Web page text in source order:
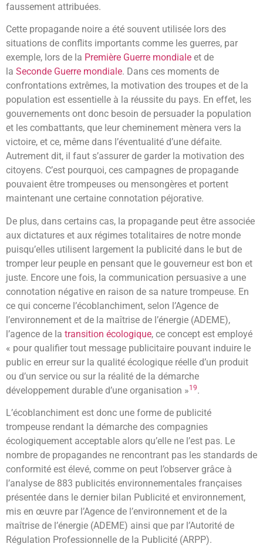
faussement attribuées.
Cette propagande noire a été souvent utilisée lors des
situations de conflits importants comme les guerres, par
exemple, lors de la Première Guerre mondiale et de
la Seconde Guerre mondiale. Dans ces moments de
confrontations extrêmes, la motivation des troupes et de la
population est essentielle à la réussite du pays. En effet, les
gouvernements ont donc besoin de persuader la population
et les combattants, que leur cheminement mènera vers la
victoire, et ce, même dans l’éventualité d’une défaite.
Autrement dit, il faut s’assurer de garder la motivation des
citoyens. C’est pourquoi, ces campagnes de propagande
pouvaient être trompeuses ou mensongères et portent
maintenant une certaine connotation péjorative.
De plus, dans certains cas, la propagande peut être associée
aux dictatures et aux régimes totalitaires de notre monde
puisqu’elles utilisent largement la publicité dans le but de
tromper leur peuple en pensant que le gouverneur est bon et
juste. Encore une fois, la communication persuasive a une
connotation négative en raison de sa nature trompeuse. En
ce qui concerne l’écoblanchiment, selon l’Agence de
l’environnement et de la maîtrise de l’énergie (ADEME),
l’agence de la transition écologique, ce concept est employé
« pour qualifier tout message publicitaire pouvant induire le
public en erreur sur la qualité écologique réelle d’un produit
ou d’un service ou sur la réalité de la démarche
développement durable d’une organisation »19.
L’écoblanchiment est donc une forme de publicité
trompeuse rendant la démarche des compagnies
écologiquement acceptable alors qu’elle ne l’est pas. Le
nombre de propagandes ne rencontrant pas les standards de
conformité est élevé, comme on peut l’observer grâce à
l’analyse de 883 publicités environnementales françaises
présentée dans le dernier bilan Publicité et environnement,
mis en œuvre par l’Agence de l’environnement et de la
maîtrise de l’énergie (ADEME) ainsi que par l’Autorité de
Régulation Professionnelle de la Publicité (ARPP).